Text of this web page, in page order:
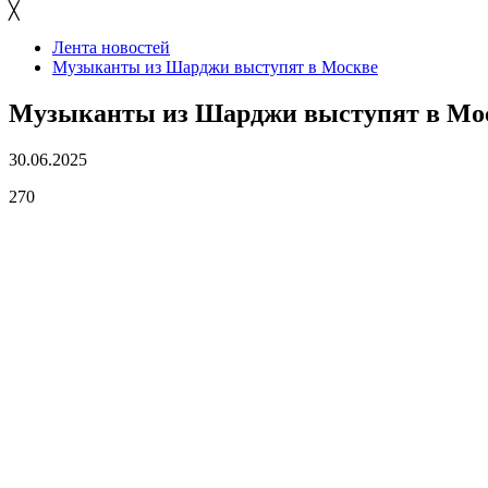
╳
Лента новостей
Музыканты из Шарджи выступят в Москве
Музыканты из Шарджи выступят в
30.06.2025
270